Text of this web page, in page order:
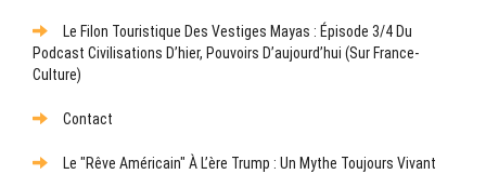
Le Filon Touristique Des Vestiges Mayas : Épisode 3/4 Du
Podcast Civilisations D’hier, Pouvoirs D’aujourd’hui (sur France-
Culture)
Contact
Le "rêve Américain" À L’ère Trump : Un Mythe Toujours Vivant